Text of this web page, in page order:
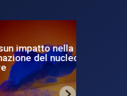
di